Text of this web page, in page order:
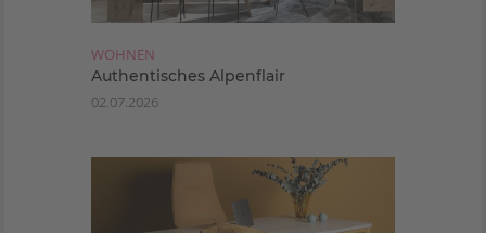
WOHNEN
Authentisches Alpenflair
02.07.2026